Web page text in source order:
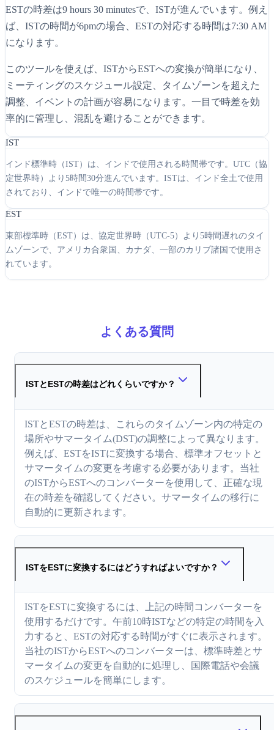
ESTの時差は9 hours 30 minutesで、ISTが進んでいます。例え
ば、ISTの時間が6pmの場合、ESTの対応する時間は7:30 AM
になります。
このツールを使えば、ISTからESTへの変換が簡単になり、
ミーティングのスケジュール設定、タイムゾーンを超えた
調整、イベントの計画が容易になります。一目で時差を効
率的に管理し、混乱を避けることができます。
IST
インド標準時（IST）は、インドで使用される時間帯です。UTC（協
定世界時）より5時間30分進んでいます。ISTは、インド全土で使用
されており、インドで唯一の時間帯です。
EST
東部標準時（EST）は、協定世界時（UTC-5）より5時間遅れのタイ
ムゾーンで、アメリカ合衆国、カナダ、一部のカリブ諸国で使用さ
れています。
よくある質問
ISTとESTの時差はどれくらいですか？
ISTとESTの時差は、これらのタイムゾーン内の特定の
場所やサマータイム(DST)の調整によって異なります。
例えば、ESTをISTに変換する場合、標準オフセットと
サマータイムの変更を考慮する必要があります。当社
のISTからESTへのコンバーターを使用して、正確な現
在の時差を確認してください。サマータイムの移行に
自動的に更新されます。
ISTをESTに変換するにはどうすればよいですか？
ISTをESTに変換するには、上記の時間コンバーターを
使用するだけです。午前10時ISTなどの特定の時間を入
力すると、ESTの対応する時間がすぐに表示されます。
当社のISTからESTへのコンバーターは、標準時差とサ
マータイムの変更を自動的に処理し、国際電話や会議
のスケジュールを簡単にします。